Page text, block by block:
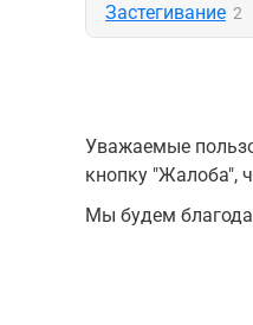
Застегивание 2
Уважаемые
кнопку "Жалоба",
Мы будем